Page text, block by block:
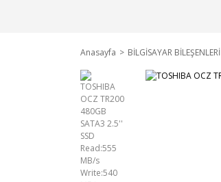
Anasayfa BİLGİSAYAR BİLEŞENLERİ